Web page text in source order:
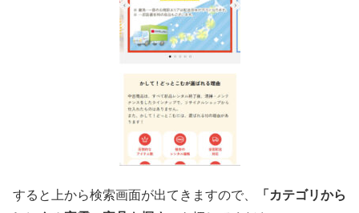
すると上から検索画面が出てきますので、
「カテゴリから